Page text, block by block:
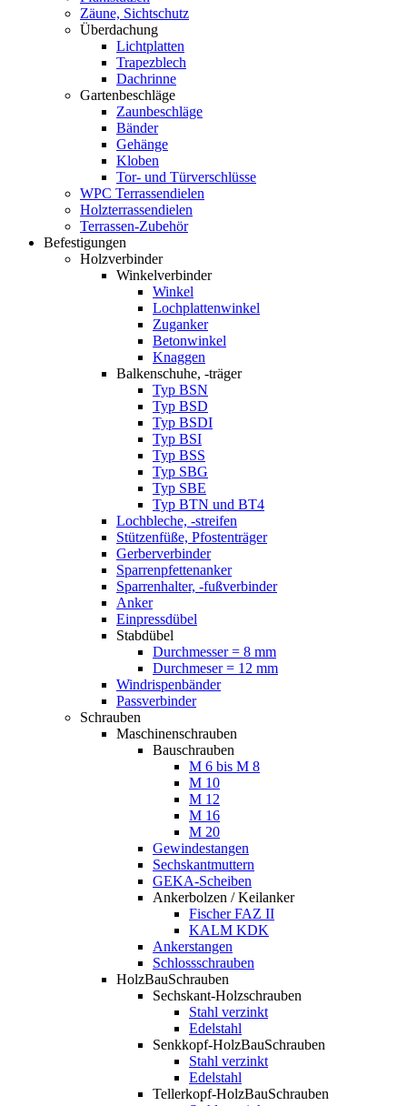
Zäune, Sichtschutz
Überdachung
Lichtplatten
Trapezblech
Dachrinne
Gartenbeschläge
Zaunbeschläge
Bänder
Gehänge
Kloben
Tor- und Türverschlüsse
WPC Terrassendielen
Holzterrassendielen
Terrassen-Zubehör
Befestigungen
Holzverbinder
Winkelverbinder
Winkel
Lochplattenwinkel
Zuganker
Betonwinkel
Knaggen
Balkenschuhe, -träger
Typ BSN
Typ BSD
Typ BSDI
Typ BSI
Typ BSS
Typ SBG
Typ SBE
Typ BTN und BT4
Lochbleche, -streifen
Stützenfüße, Pfostenträger
Gerberverbinder
Sparrenpfettenanker
Sparrenhalter, -fußverbinder
Anker
Einpressdübel
Stabdübel
Durchmesser = 8 mm
Durchmeser = 12 mm
Windrispenbänder
Passverbinder
Schrauben
Maschinenschrauben
Bauschrauben
M 6 bis M 8
M 10
M 12
M 16
M 20
Gewindestangen
Sechskantmuttern
GEKA-Scheiben
Ankerbolzen / Keilanker
Fischer FAZ II
KALM KDK
Ankerstangen
Schlossschrauben
HolzBauSchrauben
Sechskant-Holzschrauben
Stahl verzinkt
Edelstahl
Senkkopf-HolzBauSchrauben
Stahl verzinkt
Edelstahl
Tellerkopf-HolzBauSchrauben